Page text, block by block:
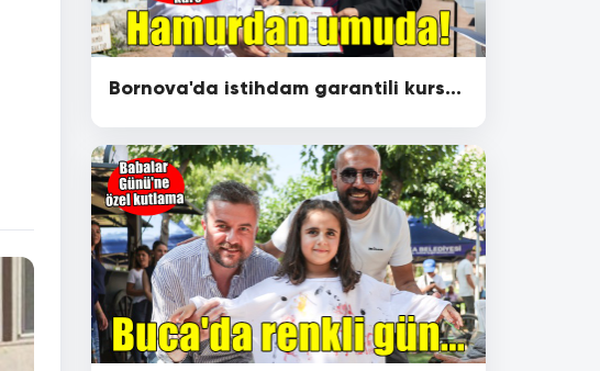
Bornova'da istihdam garantili kurs...